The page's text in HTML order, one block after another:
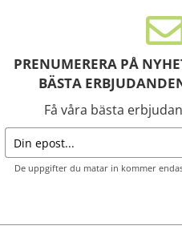
PRENUMERERA PÅ
BÄSTA
Få våra bästa
De uppgifter du matar in kommer